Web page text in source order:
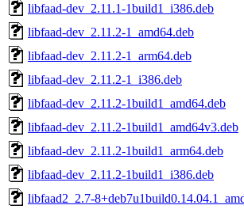
libfaad-dev_2.11.1-1build1_i386.deb
libfaad-dev_2.11.2-1_amd64.deb
libfaad-dev_2.11.2-1_arm64.deb
libfaad-dev_2.11.2-1_i386.deb
libfaad-dev_2.11.2-1build1_amd64.deb
libfaad-dev_2.11.2-1build1_amd64v3.deb
libfaad-dev_2.11.2-1build1_arm64.deb
libfaad-dev_2.11.2-1build1_i386.deb
libfaad2_2.7-